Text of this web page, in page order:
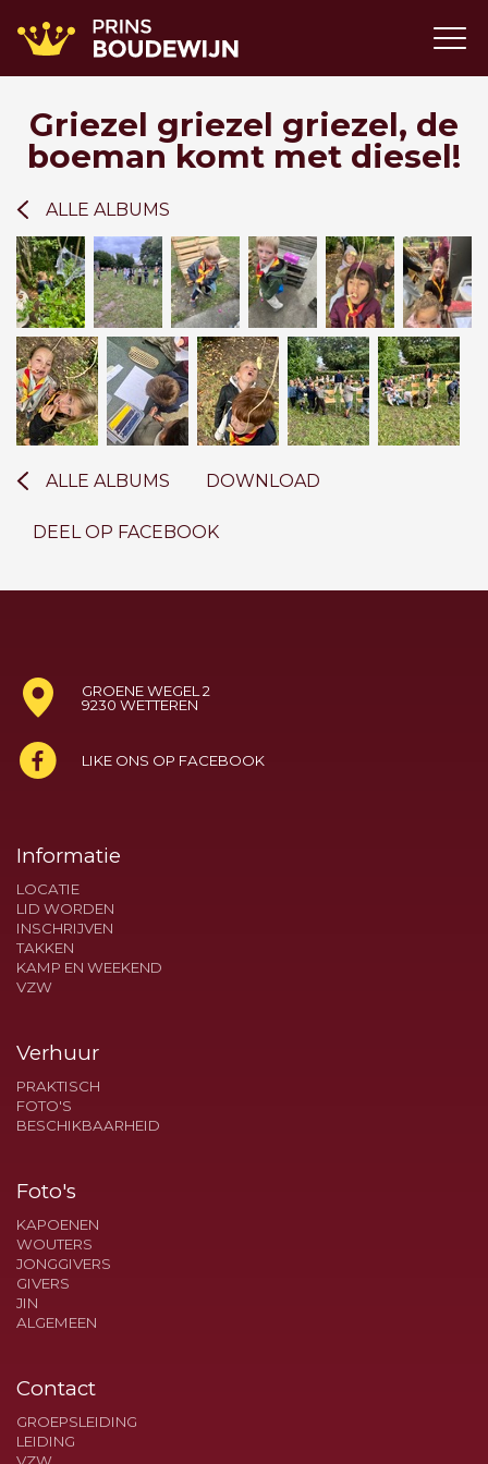
Griezel griezel griezel, de
boeman komt met diesel!
ALLE ALBUMS
ALLE ALBUMS DOWNLOAD
DEEL OP FACEBOOK
GROENE WEGEL 2
9230 WETTEREN
LIKE ONS OP FACEBOOK
Informatie
LOCATIE
LID WORDEN
INSCHRIJVEN
TAKKEN
KAMP EN WEEKEND
VZW
Verhuur
PRAKTISCH
FOTO'S
BESCHIKBAARHEID
Foto's
KAPOENEN
WOUTERS
JONGGIVERS
GIVERS
JIN
ALGEMEEN
Contact
GROEPSLEIDING
LEIDING